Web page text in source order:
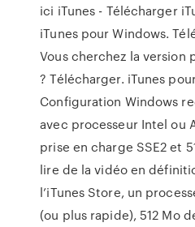
ici iTunes - Télécharger
iTunes pour Windows.
Vous cherchez la version
? Télécharger. iTunes
Configuration Windows
avec processeur Intel ou
prise en charge SSE2 et
lire de la vidéo en
l’iTunes Store, un
(ou plus rapide), 512 Mo